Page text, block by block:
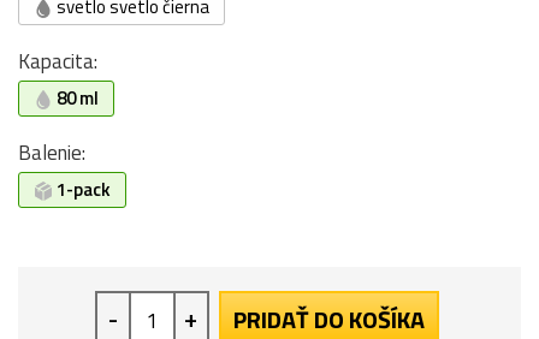
svetlo svetlo čierna
Kapacita:
80 ml
Balenie:
1-pack
- + PRIDAŤ DO KOŠÍKA